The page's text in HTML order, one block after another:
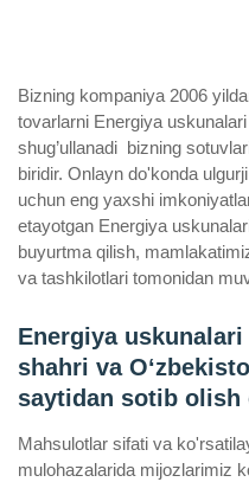
Bizning kompaniya 2006
tovarlarni Energiya
shug’ullanadi ­ bizning
biridir. Onlayn do'konda
uchun eng yaxshi
etayotgan Energiya
buyurtma qilish,
va tashkilotlari tomonidan
Energiya
shahri va
saytidan sotib olish
Mahsulotlar sifati va
mulohazalarida mijozlarimiz